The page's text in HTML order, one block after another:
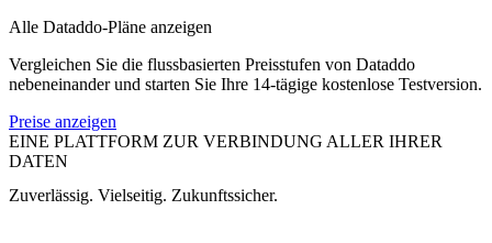
Alle Dataddo-Pläne anzeigen
Vergleichen Sie die flussbasierten Preisstufen von Dataddo
nebeneinander und starten Sie Ihre 14-tägige kostenlose Testversion.
Preise anzeigen
EINE PLATTFORM ZUR VERBINDUNG ALLER IHRER
DATEN
Zuverlässig. Vielseitig. Zukunftssicher.